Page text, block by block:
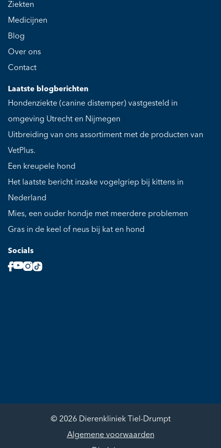
Ziekten
Medicijnen
Blog
Over ons
Contact
Laatste blogberichten
Hondenziekte (canine distemper) vastgesteld in
omgeving Utrecht en Nijmegen
Uitbreiding van ons assortiment met de producten van
VetPlus.
Een kreupele hond
Het laatste bericht inzake vogelgriep bij kittens in
Nederland
Mies, een ouder hondje met meerdere problemen
Gras in de keel of neus bij kat en hond
Socials
© 2026 Dierenkliniek Tiel-Drumpt
Algemene voorwaarden